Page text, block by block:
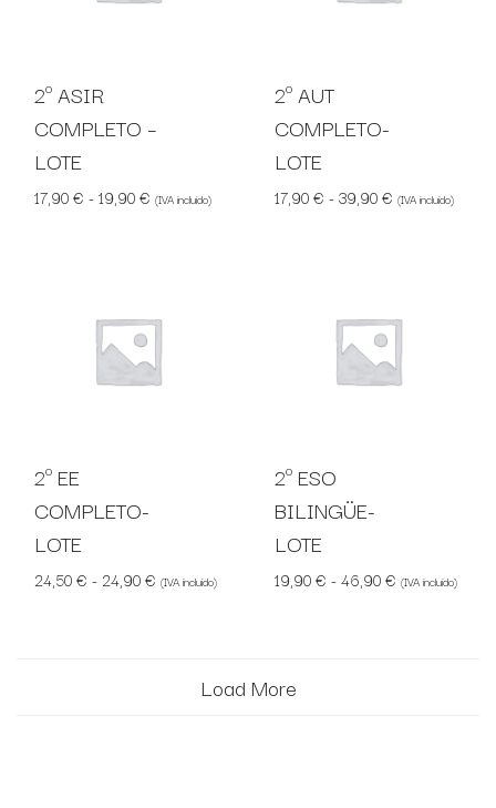
2º ASIR
COMPLETO –
LOTE
17,90€ -19,90€ Rango de precios: desde 17,90 € hasta 19,90 €
(IVA incluido)
2º AUT
COMPLETO-
LOTE
17,90€ -39,90€ Rango de
(IVA incluido)
2º EE
COMPLETO-
LOTE
24,50€ - 24,90€ Rango de precios: desde 24,50 € hasta 24,90 €
(IVA incluido)
2º ESO
BILINGÜE-
LOTE
19,90€ -46,90€ Rango de
(IVA incluido)
Load More